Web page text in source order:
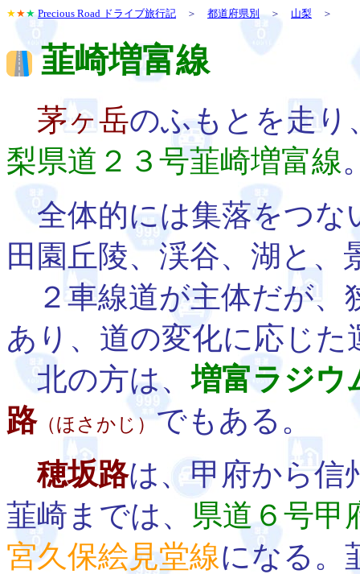
★★★ Precious Road ドライブ旅行記 ＞ 都道府県別＞ 山梨 ＞
韮崎増富線
茅ヶ岳のふもとを走り
梨県道２３号韮崎増富線
全体的には集落をつな
田園丘陵、渓谷、湖と
２車線道が主体だが、
あり、道の変化に応じた
北の方は、増富ラジウ
路（ほさかじ）でもある。
穂坂路は、甲府から信
韮崎までは、 県道６号甲
宮久保絵見堂線になる。